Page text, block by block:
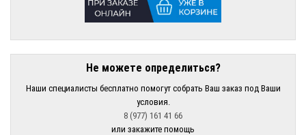
Не можете определиться?
Наши специалисты бесплатно помогут собрать Ваш заказ под Ваши
условия.
8 (977) 161 41 66
или закажите помощь